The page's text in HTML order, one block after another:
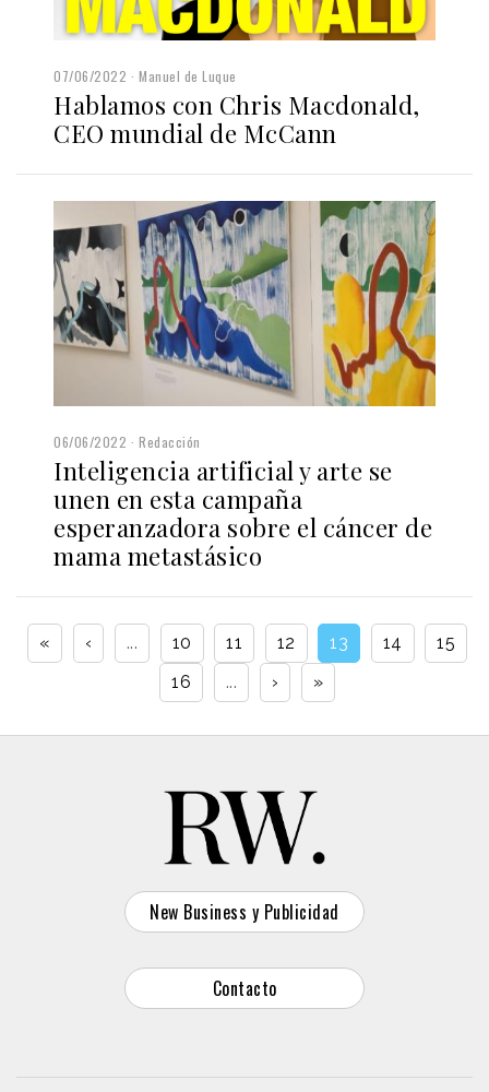
07/06/2022 Manuel de Luque
Hablamos con Chris Macdonald,
CEO mundial de McCann
06/06/2022 Redacción
Inteligencia artificial y arte se
unen en esta campaña
esperanzadora sobre el cáncer de
mama metastásico
« ‹ ... 10 11 12 13 14
15
16
... › »
New Business y Publicidad
Contacto